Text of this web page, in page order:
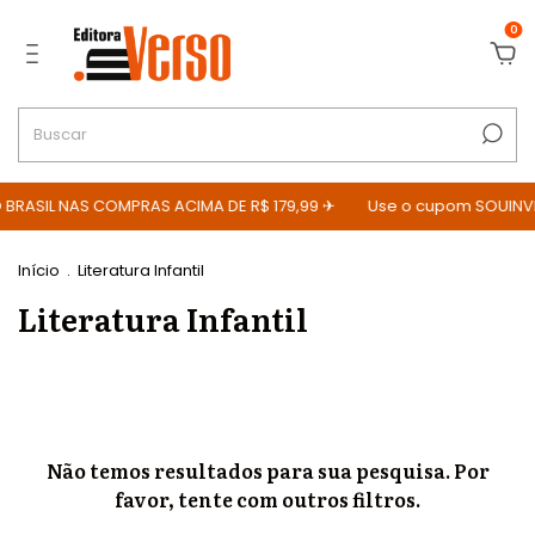
0
NAS COMPRAS ACIMA DE R$ 179,99 ✈ Use o cupom
Início . Literatura Infantil
Literatura Infantil
Não temos resultados para sua pesquisa. Por
favor, tente com outros filtros.